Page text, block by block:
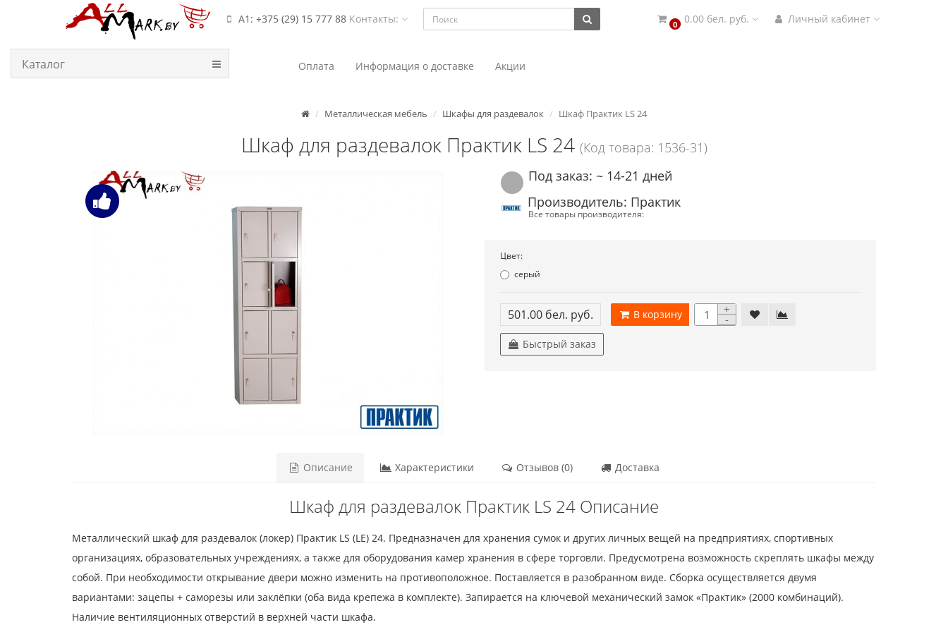
А1: +375 (29) 15 777 88 Контакты: 0 0.00 бел. руб. Личный кабинет
Каталог Оплата Информация о доставке Акции
Металлическая мебель Шкафы для раздевалок Шкаф Практик LS 24
Шкаф для раздевалок Практик LS 24 (Код товара: 1536-31)
Под заказ: ~ 14-21 дней
Производитель: Практик
Все товары производителя:
Цвет:
серый
501.00 бел. руб. В корзину +
-
Быстрый заказ
Описание Характеристики Отзывов (0) Доставка
Шкаф для раздевалок Практик LS 24 Описание
Металлический шкаф для раздевалок (локер) Практик LS (LE) 24. Предназначен для хранения сумок и других личных вещей на предприятиях, спортивных
организациях, образовательных учреждениях, а также для оборудования камер хранения в сфере торговли. Предусмотрена возможность скреплять шкафы между
собой. При необходимости открывание двери можно изменить на противоположное. Поставляется в разобранном виде. Сборка осуществляется двумя
вариантами: зацепы + саморезы или заклёпки (оба вида крепежа в комплекте). Запирается на ключевой механический замок «Практик» (2000 комбинаций).
Наличие вентиляционных отверстий в верхней части шкафа.